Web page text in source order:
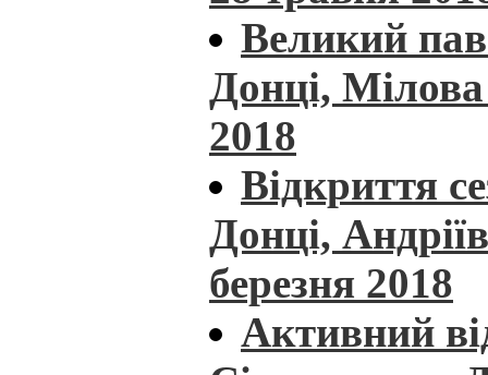
Великий
Донці, Мілова
2018
Відкриття
Донці,
березня 2018
Активний